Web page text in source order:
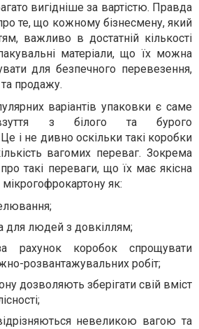
вигідніше за вартістю. Правда
те, що кожному бізнесмену, який
важливо в достатній кількості
матеріали, що їх можна
для безпечного перевезення,
та продажу.
варіантів упаковки є саме
з білого та бурого
і не дивно оскільки такі коробки
вагомих переваг. Зокрема
такі переваги, що їх має якісна
мікрогофрокартону як:
для людей з довкіллям;
рахунок коробок спрощувати
розвантажувальних робіт;
дозволяють зберігати свій вміст
невеликою вагою та